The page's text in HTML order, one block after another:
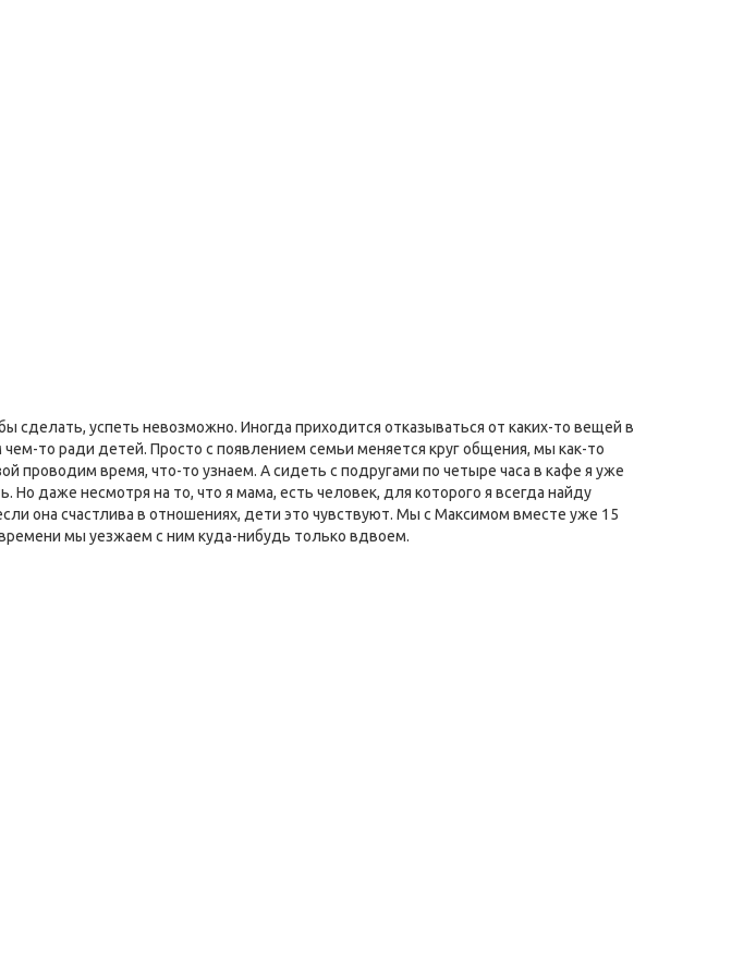
сделать, успеть невозможно. Иногда приходится отказываться от каких-то вещей в
то ради детей. Просто с появлением семьи меняется круг общения, мы как-то
время, что-то узнаем. А сидеть с подругами по четыре часа в кафе я уже
даже несмотря на то, что я мама, есть человек, для которого я всегда найду
она счастлива в отношениях, дети это чувствуют. Мы с Максимом вместе уже 15
мы уезжаем с ним куда-нибудь только вдвоем.